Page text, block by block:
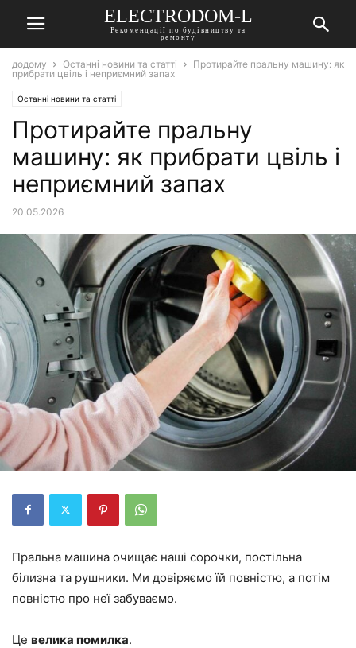
ELECTRODOM-L
Рекомендації по будівництву та
ремонту
додому Останні новини та статті
Протирайте пральну машину: як
прибрати цвіль і неприємний запах
Останні новини та статті
Протирайте пральну
машину: як прибрати цвіль і
неприємний запах
20.05.2026
Пральна машина очищає наші сорочки, постільна
білизна та рушники. Ми довіряємо їй повністю, а потім
повністю про неї забуваємо.
Це велика помилка.